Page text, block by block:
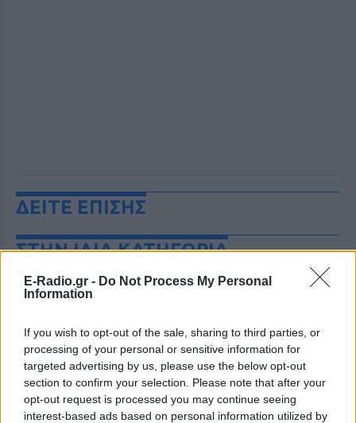
E-Radio.gr - Do Not Process My Personal
Information
If you wish to opt-out of the sale, sharing to third parties, or
processing of your personal or sensitive information for
targeted advertising by us, please use the below opt-out
section to confirm your selection. Please note that after your
opt-out request is processed you may continue seeing
interest-based ads based on personal information utilized by
ΔΕΙΤΕ ΕΠΙΣΗΣ
ΣΤΗΝ ΙΔΙΑ ΚΑΤΗΓΟΡΙΑ
Τουρισμός για Όλους
(9/8) – Όλα όσα πρέπει να
ξέρετε
ΠΡΙΝ 10 ΏΡΕΣ
Η προθεσμία υποβολής αιτήσεων λήγει
στις 21 Αυγούστου 2026, με επιδότηση
έως 600 ευρώ ανάλογα με την κατηγορία